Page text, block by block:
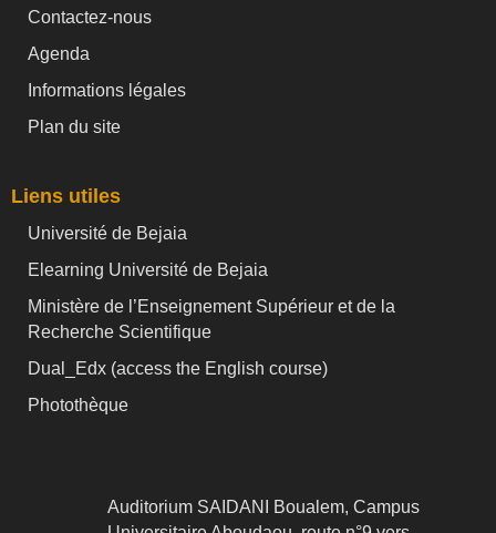
Contactez-nous
Agenda
Informations légales
Plan du site
Liens utiles
Université de Bejaia
Elearning Université de Bejaia
Ministère de l’Enseignement Supérieur et de la
Recherche Scientifique
Dual_Edx (access the English course)
Photothèque
Auditorium SAIDANI Boualem, Campus